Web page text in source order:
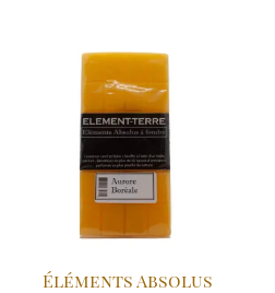
Éléments Absolus